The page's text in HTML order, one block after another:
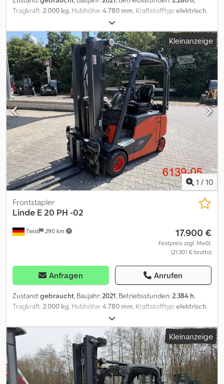
Tragkraft:2.000 kg, Hubhöhe:4.780 mm, Kraftstofftyp:elektrisch,
2.170 mm
Vorderreifengröße:200 x 50 x 10 SE, Hinterreifengröße:16 x 6 x 8
SE, Farbe:Sonstige, Anbaugeräte: Seitenschieber,
Zinkenverstellgerät, Sonderausstattung: 3. Ventil, 4. Ventil,
Dachabdeckung, Frontscheibe, Waage, Safety Light, Codpfezrzu
Rsx Adqoha
Kleinanzeige
1 / 10
Twist 290 km
Frontstapler
Linde E 20 PH -02
17.900 €
Festpreis zzgl. MwSt.
(21.301 € brutto)
Anfragen Anrufen
Zustand:gebraucht, Baujahr: 2021, Betriebsstunden: 2.384 h,
Tragkraft: 2.000 kg , Hubhöhe:4.780 mm , Kraftstofftyp:elektrisch
2.170 mm
Vorderreifengröße:200 y 50 x10 SE, Hinterreifengröße:16 x 6 x 8
SE, Farbe: Sonstige , Anbaugeräte: Seitenschieber,
Zinkenverstellgerät, Sonderausstattung: 3. Ventil, 4. Ventil,
Dachabdeckung, Frontscheibe, Waage, Safety Light, Cjdpfx
Adszrzuwoqsha
Kleinanzeige